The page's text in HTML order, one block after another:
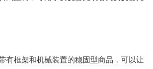
有框架和机械装置的稳固型商品，可以让